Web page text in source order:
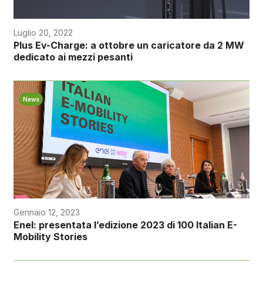
Luglio 20, 2022
Plus Ev-Charge: a ottobre un caricatore da 2 MW
dedicato ai mezzi pesanti
News
Gennaio 12, 2023
Enel: presentata l’edizione 2023 di 100 Italian E-
Mobility Stories